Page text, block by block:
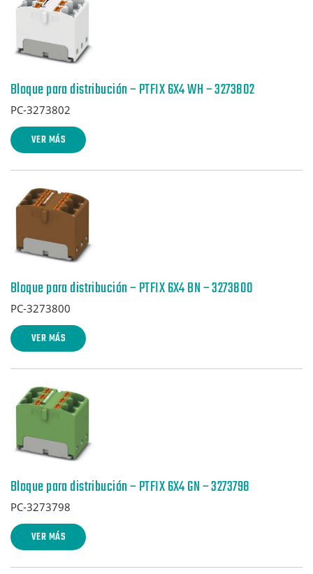
Bloque para distribución – PTFIX 6X4 WH – 3273802
PC-3273802
VER MÁS
Bloque para distribución – PTFIX 6X4 BN – 3273800
PC-3273800
VER MÁS
Bloque para distribución – PTFIX 6X4 GN – 3273798
PC-3273798
VER MÁS